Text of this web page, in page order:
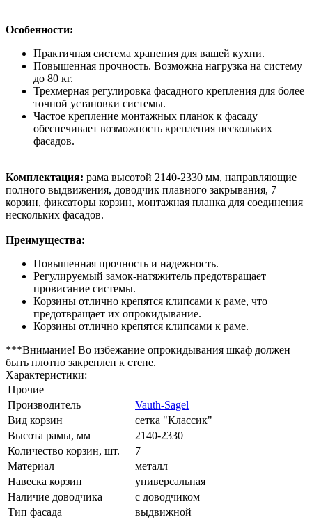
Особенности:
Практичная система хранения для вашей кухни.
Повышенная прочность. Возможна нагрузка на систему
до 80 кг.
Трехмерная регулировка фасадного крепления для более
точной установки системы.
Частое крепление монтажных планок к фасаду
обеспечивает возможность крепления нескольких
фасадов.
Комплектация: рама высотой 2140-2330 мм, направляющие
полного выдвижения, доводчик плавного закрывания, 7
корзин, фиксаторы корзин, монтажная планка для соединения
нескольких фасадов.
Преимущества:
Повышенная прочность и надежность.
Регулируемый замок-натяжитель предотвращает
провисание системы.
Корзины отлично крепятся клипсами к раме, что
предотвращает их опрокидывание.
Корзины отлично крепятся клипсами к раме.
***Внимание! Во избежание опрокидывания шкаф должен
быть плотно закреплен к стене.
Характеристики:
Прочие
Производитель
Vauth-Sagel
Вид корзин
сетка "Классик"
Высота рамы, мм
2140-2330
Количество корзин, шт.
7
Материал
металл
Навеска корзин
универсальная
Наличие доводчика
с доводчиком
Тип фасада
выдвижной